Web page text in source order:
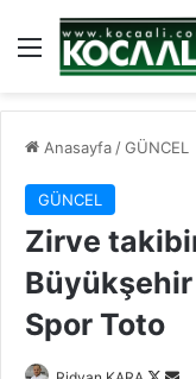
Menü
Anasayfa /GÜNCEL
GÜNCEL
Zirve
Büyükşehir
Spor Toto